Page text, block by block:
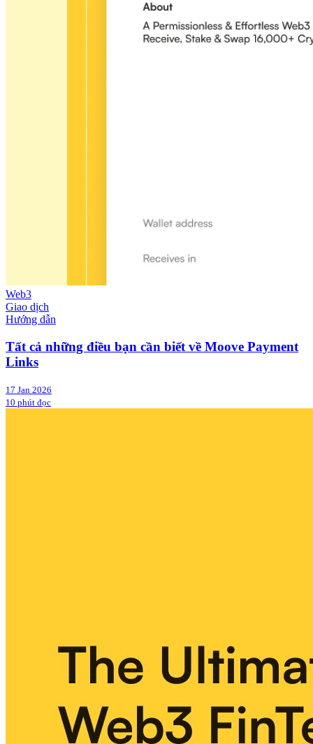
Web3
Giao dịch
Hướng dẫn
Tất cả những điều bạn cần biết về Moove Payment
Links
17 Jan 2026
10 phút đọc